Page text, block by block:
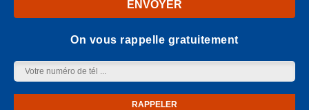
On vous rappelle gratuitement